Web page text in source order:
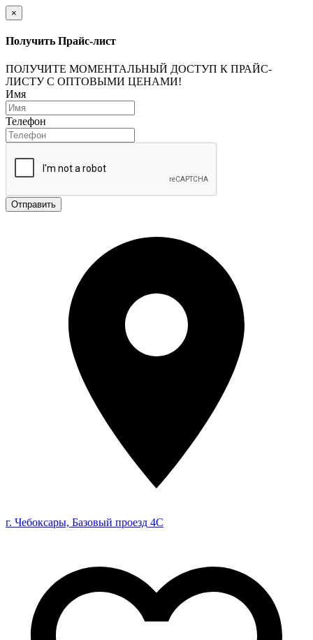
×
Получить Прайс-лист
ПОЛУЧИТЕ МОМЕНТАЛЬНЫЙ ДОСТУП К ПРАЙС-
ЛИСТУ С ОПТОВЫМИ ЦЕНАМИ!
Имя
Телефон
Отправить
г. Чебоксары, Базовый проезд 4С